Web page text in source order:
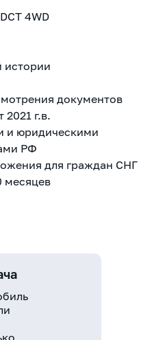
4WD
истории
документов
г.в.
и юридическими
РФ
для граждан СНГ
месяцев